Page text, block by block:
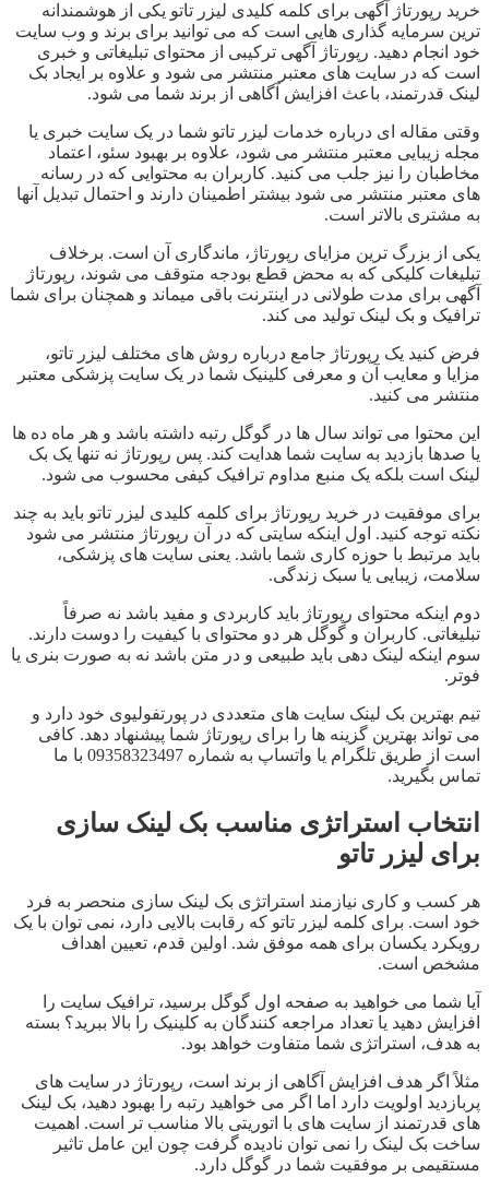
خرید رپورتاژ آگهی برای کلمه کلیدی لیزر تاتو یکی از هوشمندانه
ترین سرمایه گذاری هایی است که می توانید برای برند و وب سایت
خود انجام دهید. رپورتاژ آگهی ترکیبی از محتوای تبلیغاتی و خبری
است که در سایت های معتبر منتشر می شود و علاوه بر ایجاد بک
لینک قدرتمند، باعث افزایش آگاهی از برند شما می شود.
وقتی مقاله ای درباره خدمات لیزر تاتو شما در یک سایت خبری یا
مجله زیبایی معتبر منتشر می شود، علاوه بر بهبود سئو، اعتماد
مخاطبان را نیز جلب می کنید. کاربران به محتوایی که در رسانه
های معتبر منتشر می شود بیشتر اطمینان دارند و احتمال تبدیل آنها
به مشتری بالاتر است.
یکی از بزرگ ترین مزایای رپورتاژ، ماندگاری آن است. برخلاف
تبلیغات کلیکی که به محض قطع بودجه متوقف می شوند، رپورتاژ
آگهی برای مدت طولانی در اینترنت باقی میماند و همچنان برای شما
ترافیک و بک لینک تولید می کند.
فرض کنید یک رپورتاژ جامع درباره روش های مختلف لیزر تاتو،
مزایا و معایب آن و معرفی کلینیک شما در یک سایت پزشکی معتبر
منتشر می کنید.
این محتوا می تواند سال ها در گوگل رتبه داشته باشد و هر ماه ده ها
یا صدها بازدید به سایت شما هدایت کند. پس رپورتاژ نه تنها یک بک
لینک است بلکه یک منبع مداوم ترافیک کیفی محسوب می شود.
برای موفقیت در خرید رپورتاژ برای کلمه کلیدی لیزر تاتو باید به چند
نکته توجه کنید. اول اینکه سایتی که در آن رپورتاژ منتشر می شود
باید مرتبط با حوزه کاری شما باشد. یعنی سایت های پزشکی،
سلامت، زیبایی یا سبک زندگی.
دوم اینکه محتوای رپورتاژ باید کاربردی و مفید باشد نه صرفاً
تبلیغاتی. کاربران و گوگل هر دو محتوای با کیفیت را دوست دارند.
سوم اینکه لینک دهی باید طبیعی و در متن باشد نه به صورت بنری یا
فوتر.
تیم بهترین بک لینک سایت های متعددی در پورتفولیوی خود دارد و
می تواند بهترین گزینه ها را برای رپورتاژ شما پیشنهاد دهد. کافی
است از طریق تلگرام یا واتساپ به شماره 09358323497 با ما
تماس بگیرید.
انتخاب استراتژی مناسب بک لینک سازی
برای لیزر تاتو
هر کسب و کاری نیازمند استراتژی بک لینک سازی منحصر به فرد
خود است. برای کلمه لیزر تاتو که رقابت بالایی دارد، نمی توان با یک
رویکرد یکسان برای همه موفق شد. اولین قدم، تعیین اهداف
مشخص است.
آیا شما می خواهید به صفحه اول گوگل برسید، ترافیک سایت را
افزایش دهید یا تعداد مراجعه کنندگان به کلینیک را بالا ببرید؟ بسته
به هدف، استراتژی شما متفاوت خواهد بود.
مثلاً اگر هدف افزایش آگاهی از برند است، رپورتاژ در سایت های
پربازدید اولویت دارد اما اگر می خواهید رتبه را بهبود دهید، بک لینک
های قدرتمند از سایت های با اتوریتی بالا مناسب تر است. اهمیت
ساخت بک لینک را نمی توان نادیده گرفت چون این عامل تاثیر
مستقیمی بر موفقیت شما در گوگل دارد.